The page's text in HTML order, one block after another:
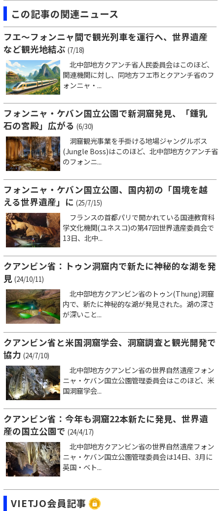
この記事の関連ニュース
フエ～フォンニャ間で観光列車を運行へ、世界遺産
など観光地結ぶ (7/18)
北中部地方クアンチ省人民委員会はこのほど、
関連機関に対し、同地方フエ市とクアンチ省のフ
ォンニャ・...
フォンニャ・ケバン国立公園で新洞窟発見、「鍾乳
石の宮殿」広がる (6/30)
洞窟観光事業を手掛ける地場ジャングルボス
(Jungle Boss)はこのほど、北中部地方クアンチ省
のフォンニ...
フォンニャ・ケバン国立公園、国内初の「国境を越
える世界遺産」に (25/7/15)
フランスの首都パリで開かれている国連教育科
学文化機関(ユネスコ)の第47回世界遺産委員会で
13日、北中...
クアンビン省：トゥン洞窟内で新たに神秘的な湖を発
見 (24/10/11)
北中部地方クアンビン省のトゥン(Thung)洞窟
内で、新たに神秘的な湖が発見された。湖の深さ
が深いこと...
クアンビン省と米国洞窟学会、洞窟調査と観光開発で
協力 (24/7/10)
北中部地方クアンビン省の世界自然遺産フォン
ニャ・ケバン国立公園管理委員会はこのほど、米
国洞窟学会...
クアンビン省：今年も洞窟22本新たに発見、世界遺
産の国立公園で (24/4/17)
北中部地方クアンビン省の世界自然遺産フォン
ニャ・ケバン国立公園管理委員会は14日、3月に
英国・ベト...
VIETJO会員記事